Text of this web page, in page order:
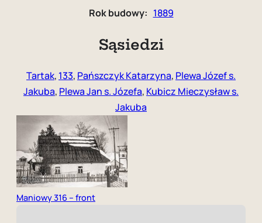
Rok budowy: 1889
Sąsiedzi
Tartak, 133, Pańszczyk Katarzyna, Plewa Józef s.
Jakuba, Plewa Jan s. Józefa, Kubicz Mieczysław s.
Jakuba
Maniowy 316 – front